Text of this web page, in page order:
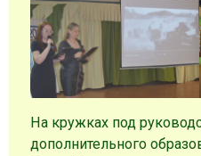
На кружках под
дополнительного